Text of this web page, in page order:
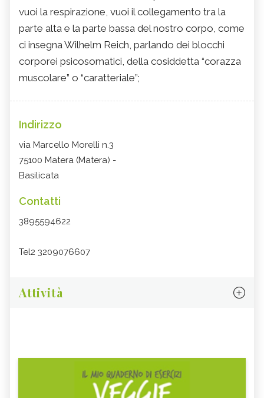
vuoi la respirazione, vuoi il collegamento tra la
parte alta e la parte bassa del nostro corpo, come
ci insegna Wilhelm Reich, parlando dei blocchi
corporei psicosomatici, della cosiddetta “corazza
muscolare” o “caratteriale”;
Indirizzo
via Marcello Morelli n.3
75100 Matera (Matera) -
Basilicata
Contatti
3895594622
Tel2 3209076607
Attività